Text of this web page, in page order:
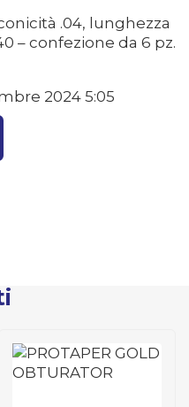
.04, lunghezza
– confezione da 6 pz.
2024 5:05